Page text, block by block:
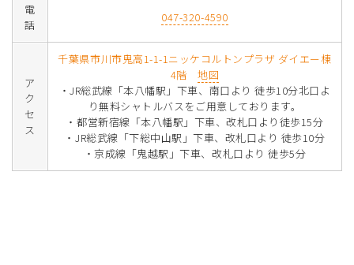
電
話
047-320-4590
ア
ク
セ
ス
千葉県市川市鬼高1-1-1ニッケコルトンプラザ ダイエー棟
4階
地図
・JR総武線「本八幡駅」下車、南口より 徒歩10分北口よ
り無料シャトルバスをご用意しております。
・都営新宿線「本八幡駅」下車、改札口より徒歩15分
・JR総武線「下総中山駅」下車、改札口より 徒歩10分
・京成線「鬼越駅」下車、改札口より 徒歩5分